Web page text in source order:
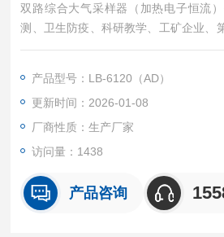
双路综合大气采样器（加热电子恒流
测、卫生防疫、科研教学、工矿企业、
采用溶液吸收法对环境空气及室内空气
产品型号：LB-6120（AD）
更新时间：2026-01-08
厂商性质：生产厂家
访问量：1438
产品咨询